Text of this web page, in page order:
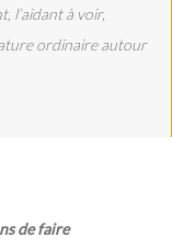
l’aidant à voir,
ordinaire autour
de faire